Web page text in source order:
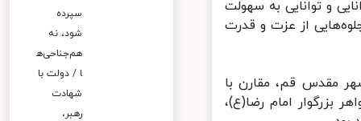
و توانایی به سهولت
از عزت و قدرت
مقدس قم، مقارن با
امام رضا(ع)،
سپرده
شود، نه
هم‌جناحی‌ه
ا / دولت با
شهادت
رهبر،